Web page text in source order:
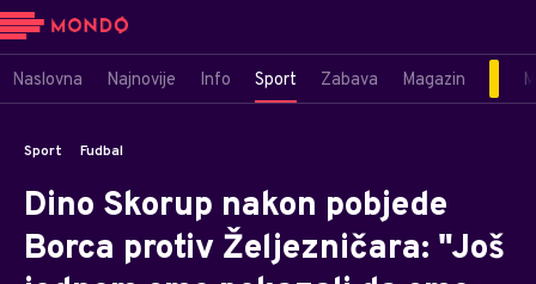
Naslovna Najnovije Info Sport Zabava Magazin
Sport Fudbal
Dino Skorup nakon pobjede
Borca protiv Željezničara: "Još